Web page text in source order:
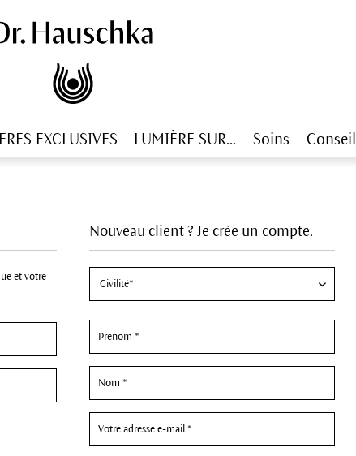
EXCLUSIVES LUMIÈRE SUR... Soins
Nouveau client ? Je crée un compte.
et votre